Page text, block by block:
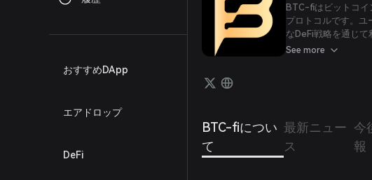
Español (Argentina)おすすめDApp
エアドロップ
DeFi
BTC-fiはビットコイ
プロトコルです。ユ
なDeFi戦略を通じ
ームは、独自の利回
See more
BTC-fiについ
て
最新ニュー
ス
今
報